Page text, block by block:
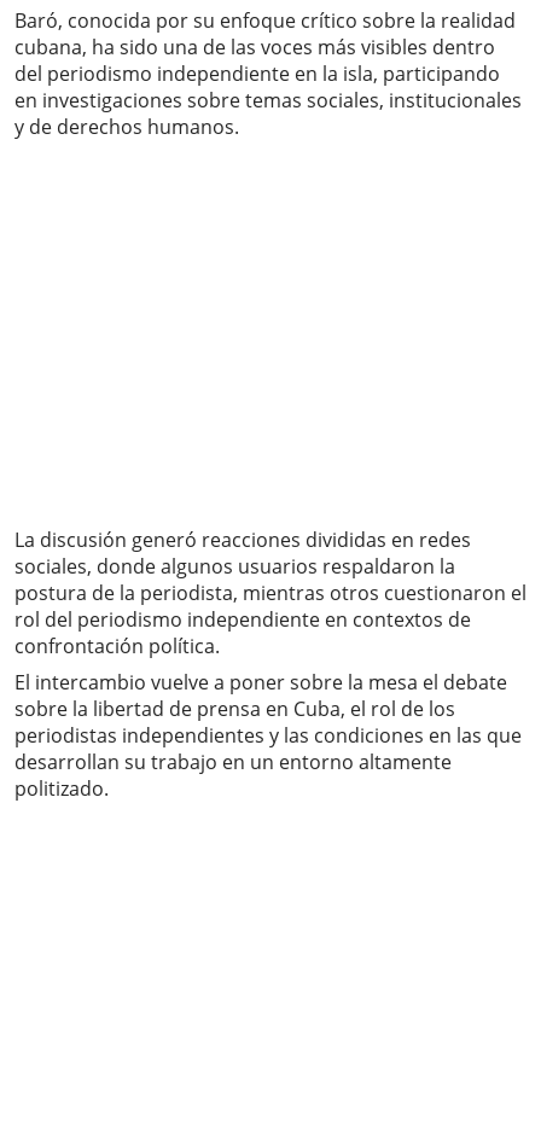
Baró, conocida por su enfoque crítico sobre la realidad
cubana, ha sido una de las voces más visibles dentro
del periodismo independiente en la isla, participando
en investigaciones sobre temas sociales, institucionales
y de derechos humanos.
La discusión generó reacciones divididas en redes
sociales, donde algunos usuarios respaldaron la
postura de la periodista, mientras otros cuestionaron el
rol del periodismo independiente en contextos de
confrontación política.
El intercambio vuelve a poner sobre la mesa el debate
sobre la libertad de prensa en Cuba, el rol de los
periodistas independientes y las condiciones en las que
desarrollan su trabajo en un entorno altamente
politizado.